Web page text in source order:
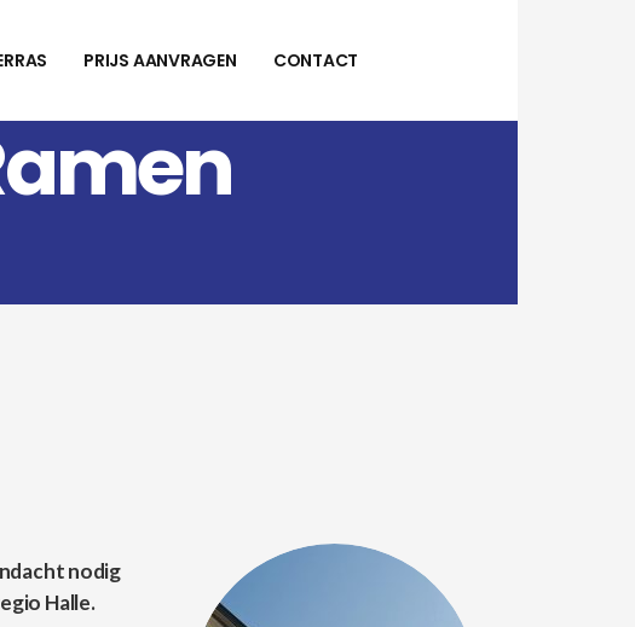
PRIJS AANVRAGEN CONTACT
nodig
Halle.